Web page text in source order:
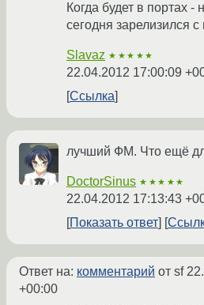
Когда будет в портах -
сегодня зарелизился
Slavaz ★★★★★
22.04.2012 17:00:09
Ссылка
лучший ФМ. Что ещё
DoctorSinus ★★★★★
22.04.2012 17:13:43
Показать ответ
Ответ на: комментарий от sf
+00:00